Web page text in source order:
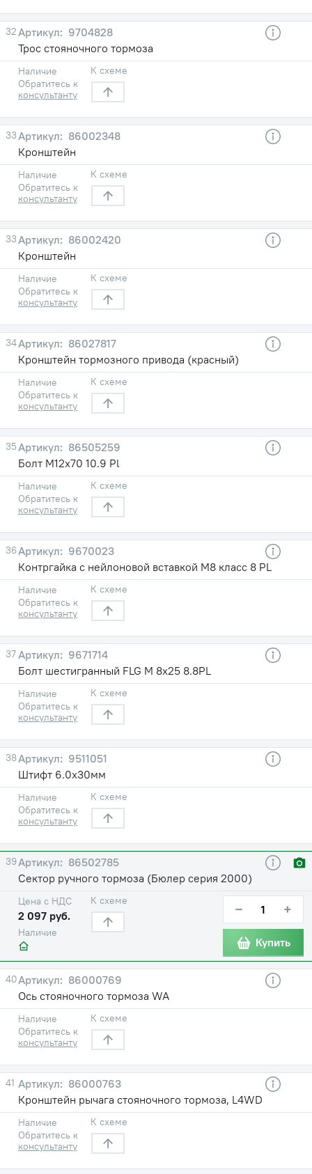
32
9704828
Трос стояночного тормоза
Наличие
Обратитесь к
консультанту
К схеме
33
86002348
Кронштейн
Наличие
Обратитесь к
консультанту
К схеме
33
86002420
Кронштейн
Наличие
Обратитесь к
консультанту
К схеме
34
86027817
Кронштейн тормозного привода (красный)
Наличие
Обратитесь к
консультанту
К схеме
35
86505259
Болт M12x70 10.9 Pl
Наличие
Обратитесь к
консультанту
К схеме
36
9670023
Контргайка с нейлоновой вставкой M8 класс 8 PL
Наличие
Обратитесь к
консультанту
К схеме
37
9671714
Болт шестигранный FLG M 8х25 8.8PL
Наличие
Обратитесь к
консультанту
К схеме
38
9511051
Штифт 6.0х30мм
Наличие
Обратитесь к
консультанту
К схеме
39
86502785
Сектор ручного тормоза (Бюлер серия 2000)
Наличие
Цена с НДС
2 097 руб.
К схеме − +
Купить
40
86000769
Ось стояночного тормоза WA
Наличие
Обратитесь к
консультанту
К схеме
41
86000763
Кронштейн рычага стояночного тормоза, L4WD
Наличие
Обратитесь к
консультанту
К схеме